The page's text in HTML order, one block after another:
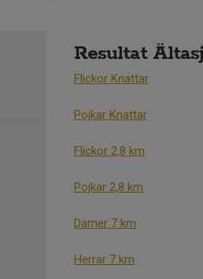
Resultat
Flickor Knattar
Pojkar Knattar
Flickor 2,8 km
Pojkar 2,8 km
Damer 7 km
Herrar 7 km